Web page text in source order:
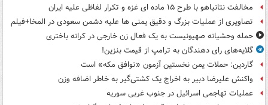
مخالفت نتانیاهو با طرح ۱۵ ماده ای غزه و تکرار لفاظی علیه ایران
تصاویری از عملیات بزرگ و دقیق یمنی ها علیه دشمن سعودی در المخا+فیلم
حمله وحشیانه صهیونیست به یک فعال زن خارجی در کرانه باختری
گلایه‌های رای دهندگان به ترامپ از قیمت بنزین!
گاردین: حملات یمن نخستین آزمون «توافق مکه» است
واکنش علیرضا دبیر به اخراج یک کشتی‌گیر به خاطر اضافه وزن
عملیات تهاجمی اسرائیل در جنوب غربی سوریه